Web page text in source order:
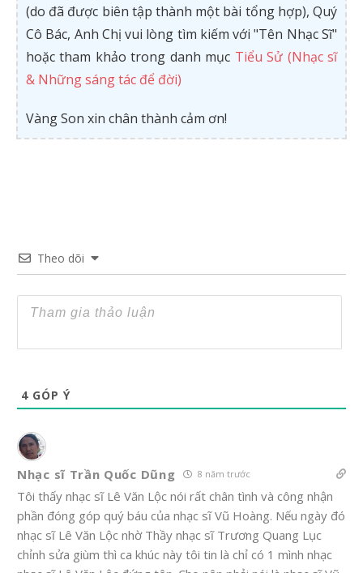
(do đã được biên tập thành một bài tổng hợp), Quý
Cô Bác, Anh Chị vui lòng tìm kiếm với "Tên Nhạc Sĩ"
hoặc tham khảo trong danh mục Tiểu Sử (Nhạc sĩ
& Những sáng tác để đời)
Vàng Son xin chân thành cảm ơn!
Theo dõi
4 GÓP Ý
Nhạc sĩ Trần Quốc Dũng 8 năm trước
Tôi thấy nhạc sĩ Lê Văn Lộc nói rất chân tình và công nhận
phần đóng góp quý báu của nhạc sĩ Vũ Hoàng. Nếu ngày đó
nhạc sĩ Lê Văn Lộc nhờ Thầy nhạc sĩ Trương Quang Lục
chỉnh sửa giùm thì ca khúc này tôi tin là chỉ có 1 mình nhạc